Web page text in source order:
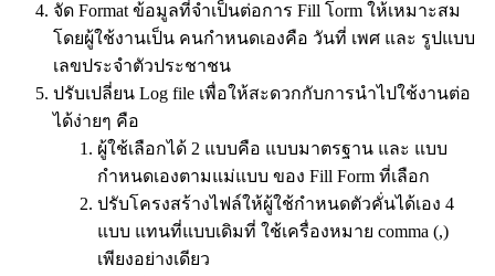
จัด Format ข้อมูลที่จำเป็นต่อการ Fill โorm ให้เหมาะสม
โดยผู้ใช้งานเป็น คนกำหนดเองคือ วันที่ เพศ และ รูปแบบ
เลขประจำตัวประชาชน
ปรับเปลี่ยน Log file เพื่อให้สะดวกกับการนำไปใช้งานต่อ
ได้ง่ายๆ คือ
ผู้ใช้เลือกได้ 2 แบบคือ แบบมาตรฐาน และ แบบ
กำหนดเองตามแม่แบบ ของ Fill Form ที่เลือก
ปรับโครงสร้างไฟล์ให้ผู้ใช้กำหนดตัวคั่นได้เอง 4
แบบ แทนที่แบบเดิมที่ ใช้เครื่องหมาย comma (,)
เพียงอย่างเดียว